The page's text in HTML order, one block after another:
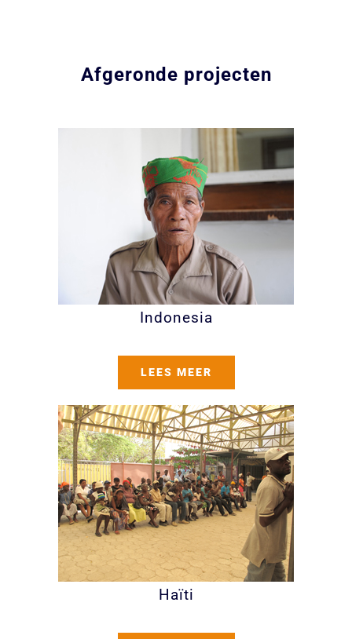
Afgeronde projecten
Indonesia
LEES MEER
Haïti